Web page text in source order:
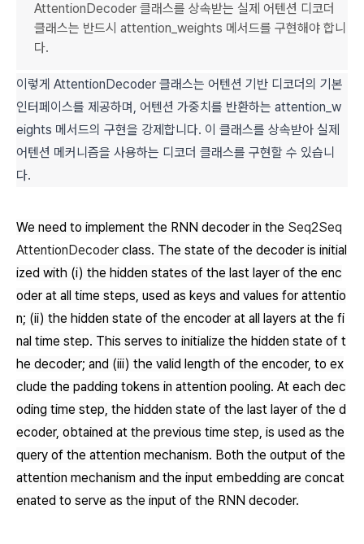
AttentionDecoder 클래스를 상속받는 실제 어텐션 디코더
클래스는 반드시 attention_weights 메서드를 구현해야 합니
다.
이렇게 AttentionDecoder 클래스는 어텐션 기반 디코더의 기본
인터페이스를 제공하며, 어텐션 가중치를 반환하는 attention_w
eights 메서드의 구현을 강제합니다. 이 클래스를 상속받아 실제
어텐션 메커니즘을 사용하는 디코더 클래스를 구현할 수 있습니
다.
We need to implement the RNN decoder in the Seq2Seq
AttentionDecoder class. The state of the decoder is initial
ized with (i) the hidden states of the last layer of the enc
oder at all time steps, used as keys and values for attentio
n; (ii) the hidden state of the encoder at all layers at the fi
nal time step. This serves to initialize the hidden state of t
he decoder; and (iii) the valid length of the encoder, to ex
clude the padding tokens in attention pooling. At each dec
oding time step, the hidden state of the last layer of the d
ecoder, obtained at the previous time step, is used as the
query of the attention mechanism. Both the output of the
attention mechanism and the input embedding are concat
enated to serve as the input of the RNN decoder.